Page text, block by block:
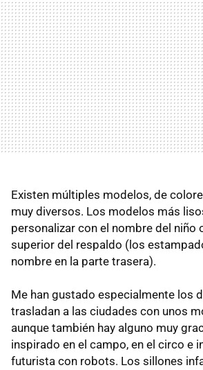
Existen múltiples modelos, de
muy diversos. Los modelos más
personalizar con el nombre del niño
superior del respaldo (los
nombre en la parte trasera).
Me han gustado especialmente los
trasladan a las ciudades con unos
aunque también hay alguno muy
inspirado en el campo, en el circo e
futurista con robots. Los sillones